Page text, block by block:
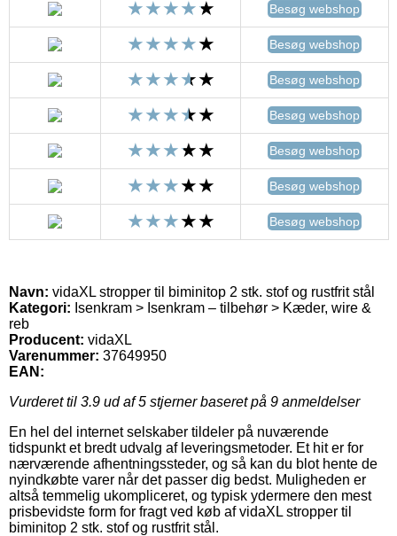
Besøg webshop
Besøg webshop
Besøg webshop
Besøg webshop
Besøg webshop
Besøg webshop
Besøg webshop
Navn: vidaXL stropper til biminitop 2 stk. stof og rustfrit stål
Kategori: Isenkram > Isenkram – tilbehør > Kæder, wire &
reb
Producent: vidaXL
Varenummer: 37649950
EAN:
Vurderet til 3.9 ud af 5 stjerner baseret på 9 anmeldelser
En hel del internet selskaber tildeler på nuværende
tidspunkt et bredt udvalg af leveringsmetoder. Et hit er for
nærværende afhentningssteder, og så kan du blot hente de
nyindkøbte varer når det passer dig bedst. Muligheden er
altså temmelig ukompliceret, og typisk ydermere den mest
prisbevidste form for fragt ved køb af vidaXL stropper til
biminitop 2 stk. stof og rustfrit stål.